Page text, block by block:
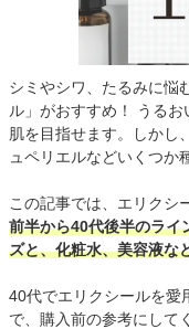
シミやシワ、たるみに悩
ル」がおすすめ！ うる
肌を目指せます。しかし
ュペリエルなどいくつか
この記事では、エリクシ
前半から40代後半のライ
ズと、化粧水、美容液な
40代でエリクシールを愛
で、購入前の参考にして